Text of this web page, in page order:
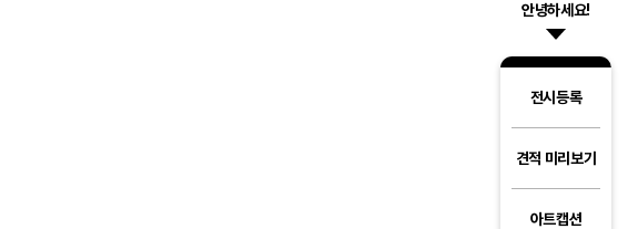
안녕하세요!
전시등록
견적 미리보기
아트캡션